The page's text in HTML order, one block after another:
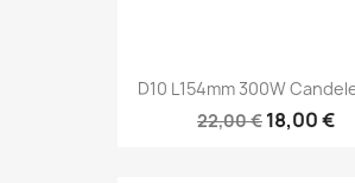
D10 L154mm 300W
22,00 € 18,00 €